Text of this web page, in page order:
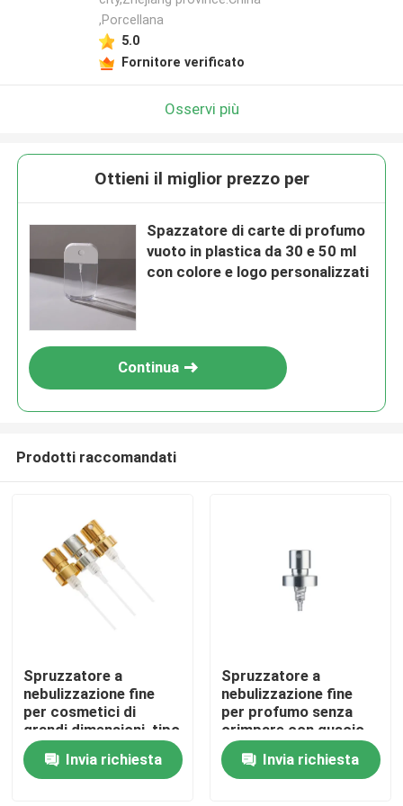
Casa
Prodotti
,Porcellana
5.0
Fornitore verificato
Osservi più
Ottieni il miglior prezzo per
Spazzatore di carte di profumo
vuoto in plastica da 30 e 50 ml
con colore e logo personalizzati
Continua
Prodotti raccomandati
Spruzzatore a
nebulizzazione fine
per cosmetici di
grandi dimensioni, tipo
a crimpare, non
ricaricabile, da 13mm
15mm 18mm 20mm,
Invia richiesta
Spruzzatore a
nebulizzazione fine
per profumo senza
crimpare con guscio
in alluminio argento
lucido oro 13mm
15mm 18mm 20mm
Invia richiesta